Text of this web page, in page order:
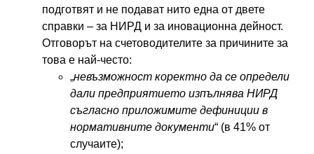
подготвят и не подават нито една от двете
справки – за НИРД и за иновационна дейност.
Отговорът на счетоводителите за причините за
това е най-често:
„невъзможност коректно да се определи
дали предприятието изпълнява НИРД
съгласно приложимите дефиниции в
нормативните документи“ (в 41% от
случаите);